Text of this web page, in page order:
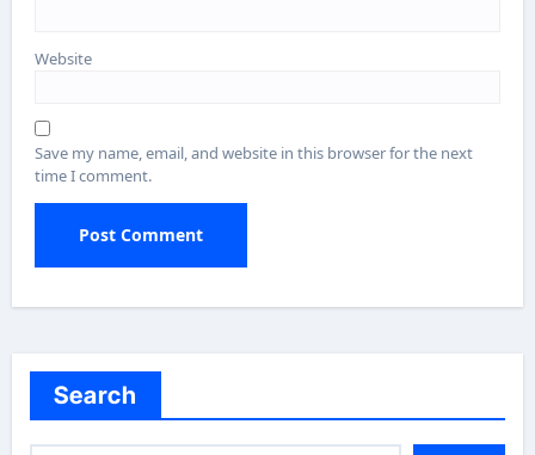
Website
Save my name, email, and website in this browser for the next
time I comment.
Search